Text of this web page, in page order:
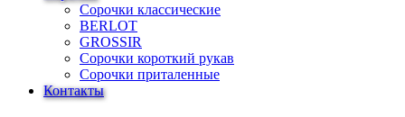
Сорочки классические
BERLOT
GROSSIR
Сорочки короткий рукав
Сорочки приталенные
Контакты